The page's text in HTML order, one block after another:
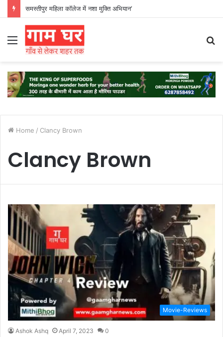
समस्तीपुर महिला कॉलेज में नशा मुक्ति अभियान’
Menu
Home / Clancy Brown
Clancy Brown
Movie-Reviews
Ashok Ashq April 7, 2023 0